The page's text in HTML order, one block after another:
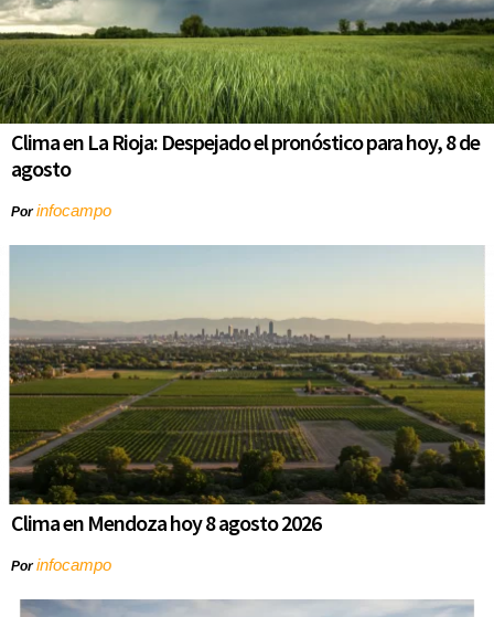
Clima en La Rioja: Despejado el pronóstico para hoy, 8 de
agosto
Porinfocampo
Clima en Mendoza hoy 8 agosto 2026
Porinfocampo